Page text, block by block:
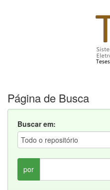
Página de Busca
Buscar em:
por